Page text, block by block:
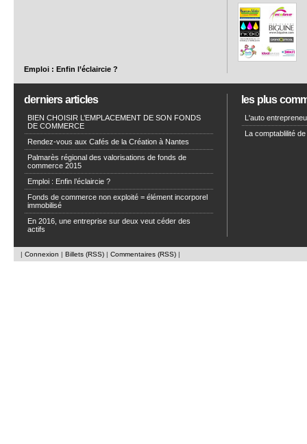
Emploi : Enfin l’éclaircie ?
derniers articles
BIEN CHOISIR L’EMPLACEMENT DE SON FONDS
DE COMMERCE
Rendez-vous aux Cafés de la Création à Nantes
Palmarès régional des valorisations de fonds de
commerce 2015
Emploi : Enfin l’éclaircie ?
Fonds de commerce non exploité = élément incorporel
immobilisé
En 2016, une entreprise sur deux veut céder des
actifs
les plus
L'auto
La comptablilité
| Connexion | Billets (RSS) | Commentaires (RSS) |